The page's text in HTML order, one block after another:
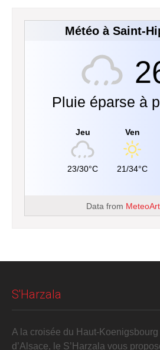
Météo à Saint-
Pluie éparse à
Jeu
23/30°C
Ven
21/34°C
Data from
S'Harzala
A la croisée du Haut-
d’Alsace, le S’Harzala vous